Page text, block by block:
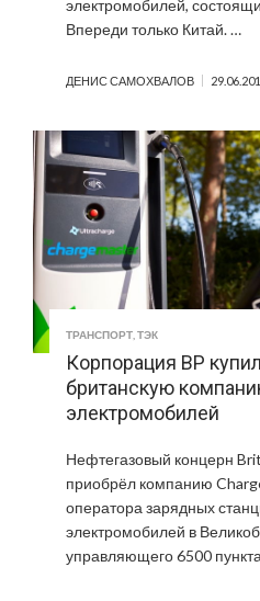
электромобилей,
Впереди только Китай. …
ДЕНИС САМОХВАЛОВ
ТРАНСПОРТ,ТЭК
Корпорация BP
британскую
электромобилей
Нефтегазовый концерн
приобрёл компанию
оператора зарядных
электромобилей в
управляющего 6500